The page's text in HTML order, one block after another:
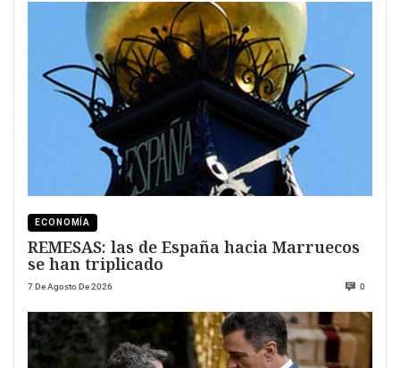
ECONOMÍA
REMESAS: las de España hacia Marruecos
se han triplicado
7 De Agosto De 2026 0